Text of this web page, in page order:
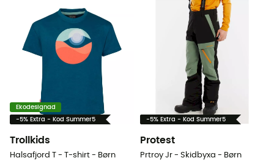
Ekodesignad
-5% Extra - Kod Summer5
Trollkids
Halsafjord T - T-shirt - Børn
-5% Extra - Kod Summer5
Protest
Prtroy Jr - Skidbyxa - Børn